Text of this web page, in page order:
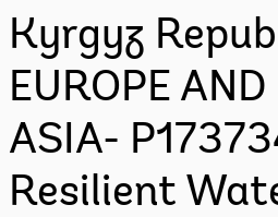
Kyrgyz
EUROPE
ASIA-
Resilient